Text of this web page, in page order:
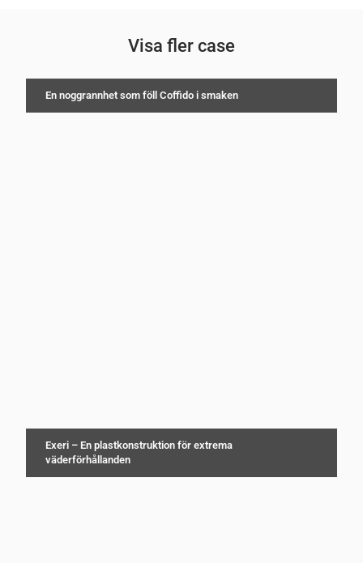
Visa fler case
En noggrannhet som föll Coffido i smaken
Exeri – En plastkonstruktion för extrema
väderförhållanden